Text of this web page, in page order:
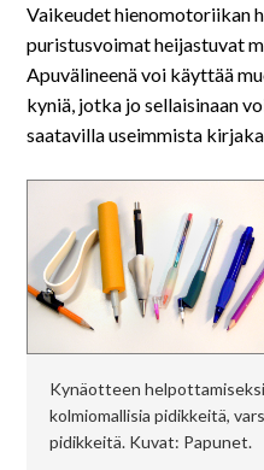
Vaikeudet hienomotoriikan
puristusvoimat heijastuvat
Apuvälineenä voi käyttää
kyniä, jotka jo sellaisinaan
saatavilla useimmista
Kynäotteen
kolmiomallisia pidikkeitä,
pidikkeitä. Kuvat: Papunet.